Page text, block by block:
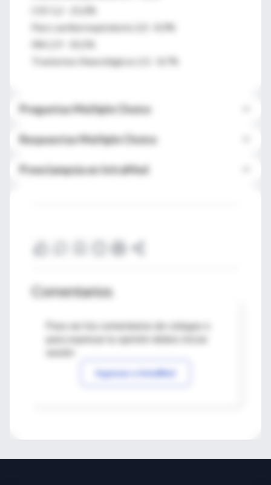
CID 1,2 - 21,0%
Paro cardiorrespiratorio 2,0 - 8,9%
IRA 2,9 - 10,1%
Trastornos Neurológicos 2,5 - 8,7%
Preguntas Multiple Choice
Respuestas Multiple Choice
Preeclampsia en IntraMed
Comentarios
Para ver los comentarios de colegas o
Ingresar a IntraMed